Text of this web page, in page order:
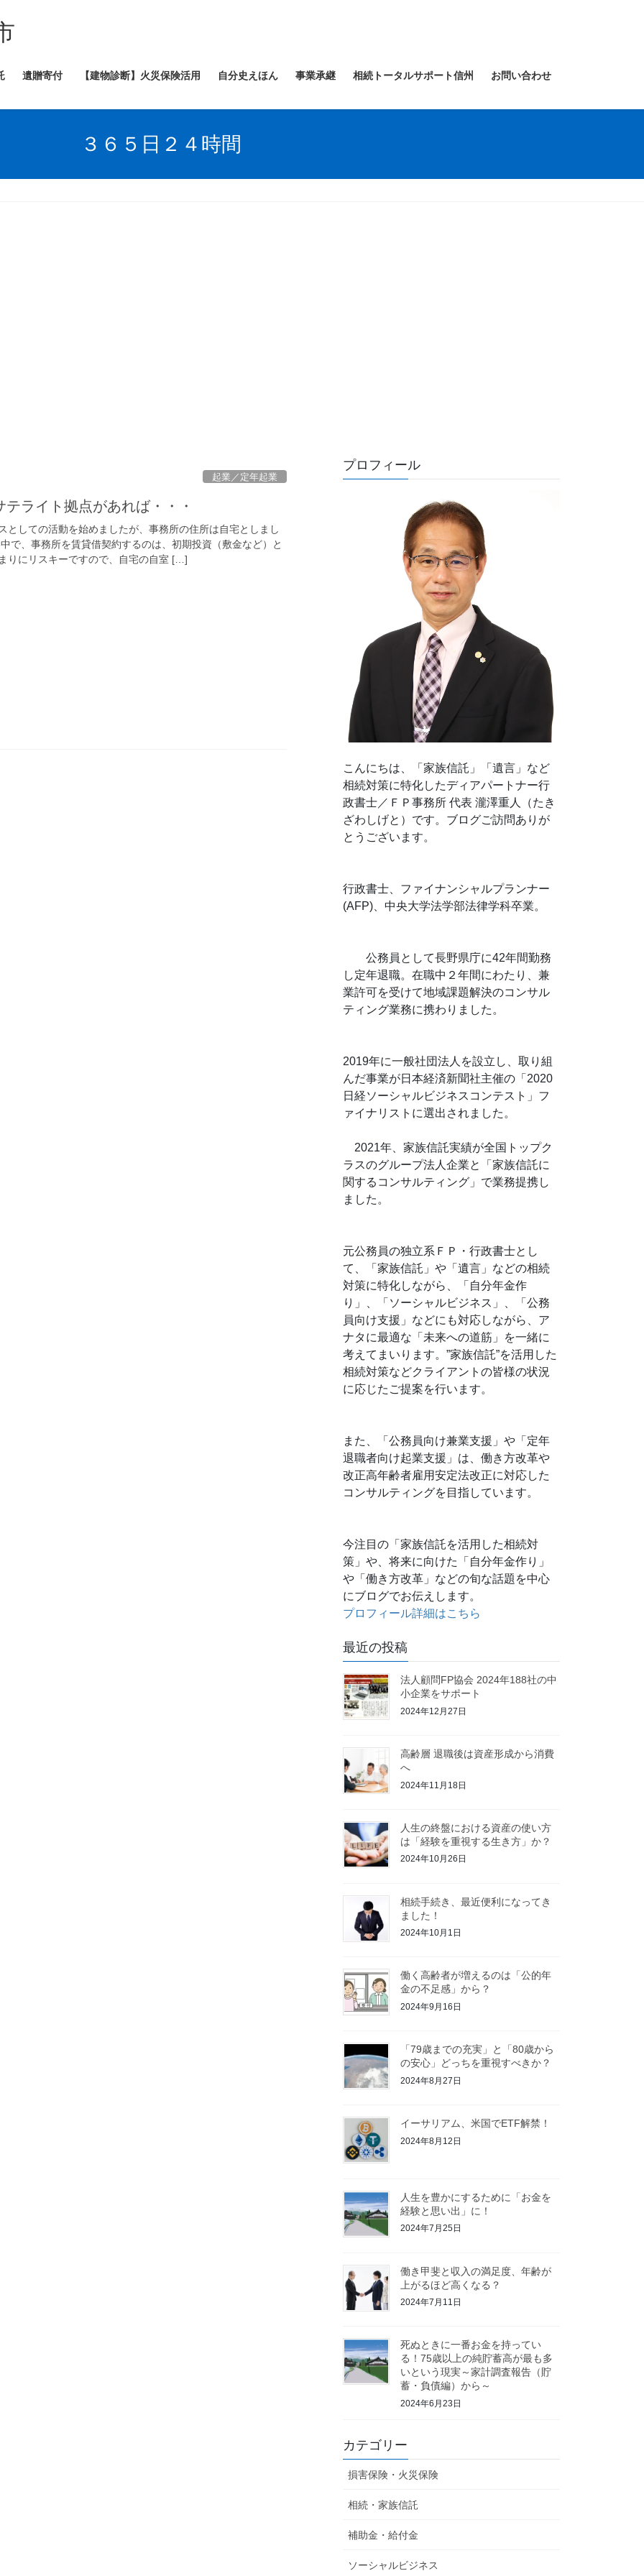
遺贈寄付 【建物診断】火災保険活用 自分史えほん 事業承継 相続トータルサポート信州 お問い合わせ
３６５日２４時間
起業／定年起業
ライト拠点があれば・・・
しての活動を始めましたが、事務所の住所は自宅としまし
、事務所を賃貸借契約するのは、初期投資（敷金など）と
りにリスキーですので、自宅の自室 […]
プロフィール
こんにちは、「家族信託」「遺言」など
相続対策に特化したディアパートナー行
政書士／ＦＰ事務所 代表 瀧澤重人（たき
ざわしげと）です。ブログご訪問ありが
とうございます。
行政書士、ファイナンシャルプランナー
(AFP)、中央大学法学部法律学科卒業。
公務員として長野県庁に42年間勤務
し定年退職。在職中２年間にわたり、兼
業許可を受けて地域課題解決のコンサル
ティング業務に携わりました。
2019年に一般社団法人を設立し、取り組
んだ事業が日本経済新聞社主催の「2020
日経ソーシャルビジネスコンテスト」フ
ァイナリストに選出されました。
2021年、家族信託実績が全国トップク
ラスのグループ法人企業と「家族信託に
関するコンサルティング」で業務提携し
ました。
元公務員の独立系ＦＰ・行政書士とし
て、「家族信託」や「遺言」などの相続
対策に特化しながら、「自分年金作
り」、「ソーシャルビジネス」、「公務
員向け支援」などにも対応しながら、ア
ナタに最適な「未来への道筋」を一緒に
考えてまいります。”家族信託”を活用した
相続対策などクライアントの皆様の状況
に応じたご提案を行います。
また、「公務員向け兼業支援」や「定年
退職者向け起業支援」は、働き方改革や
改正高年齢者雇用安定法改正に対応した
コンサルティングを目指しています。
今注目の「家族信託を活用した相続対
策」や、将来に向けた「自分年金作り」
や「働き方改革」などの旬な話題を中心
にブログでお伝えします。
プロフィール詳細はこちら
最近の投稿
法人顧問FP協会 2024年188社の中
小企業をサポート
2024年12月27日
高齢層 退職後は資産形成から消費
へ
2024年11月18日
人生の終盤における資産の使い方
は「経験を重視する生き方」か？
2024年10月26日
相続手続き、最近便利になってき
ました！
2024年10月1日
働く高齢者が増えるのは「公的年
金の不足感」から？
2024年9月16日
「79歳までの充実」と「80歳から
の安心」どっちを重視すべきか？
2024年8月27日
イーサリアム、米国でETF解禁！
2024年8月12日
人生を豊かにするために「お金を
経験と思い出」に！
2024年7月25日
働き甲斐と収入の満足度、年齢が
上がるほど高くなる？
2024年7月11日
死ぬときに一番お金を持ってい
る！75歳以上の純貯蓄高が最も多
いという現実～家計調査報告（貯
蓄・負債編）から～
2024年6月23日
カテゴリー
損害保険・火災保険
相続・家族信託
補助金・給付金
ソーシャルビジネス